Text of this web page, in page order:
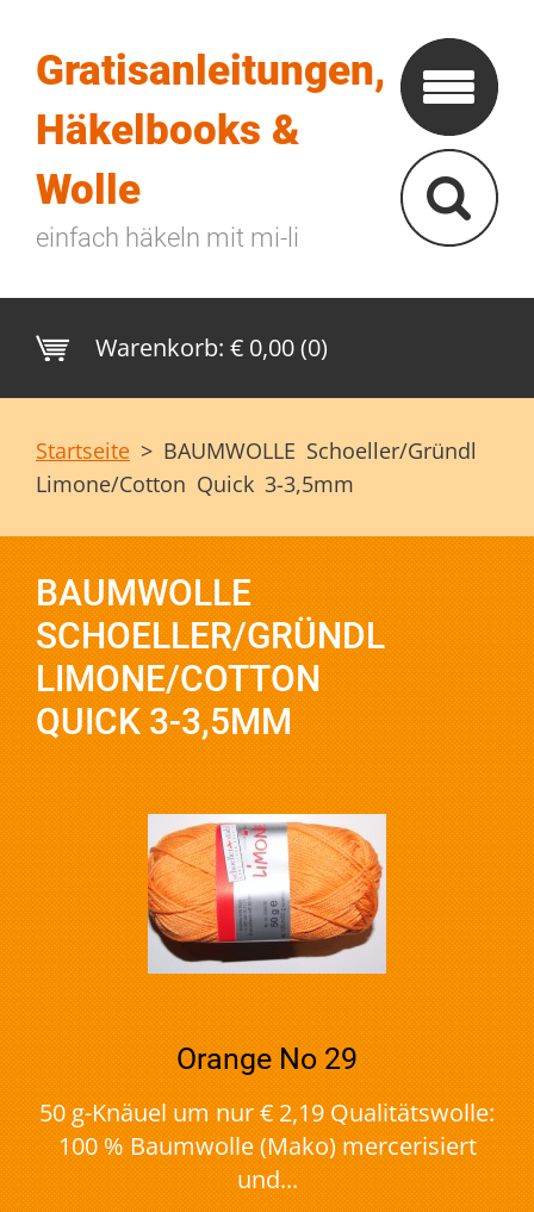
Gratisanleitungen,
Häkelbooks &
Wolle
einfach häkeln mit mi-li
Warenkorb: € 0,00 (0)
Startseite > BAUMWOLLE Schoeller/Gründl
Limone/Cotton Quick 3-3,5mm
BAUMWOLLE
SCHOELLER/GRÜNDL
LIMONE/COTTON
QUICK 3-3,5MM
Orange No 29
50 g-Knäuel um nur € 2,19 Qualitätswolle:
100 % Baumwolle (Mako) mercerisiert
und...